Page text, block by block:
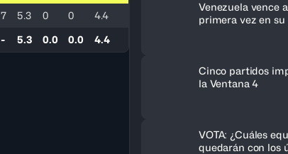
7 5.3 0 0
4.4
- 5.3 0.0 0.0 4.4
Venezuela vence
primera vez en
Cinco partidos
la Ventana 4
VOTA: ¿Cuáles
quedarán con los